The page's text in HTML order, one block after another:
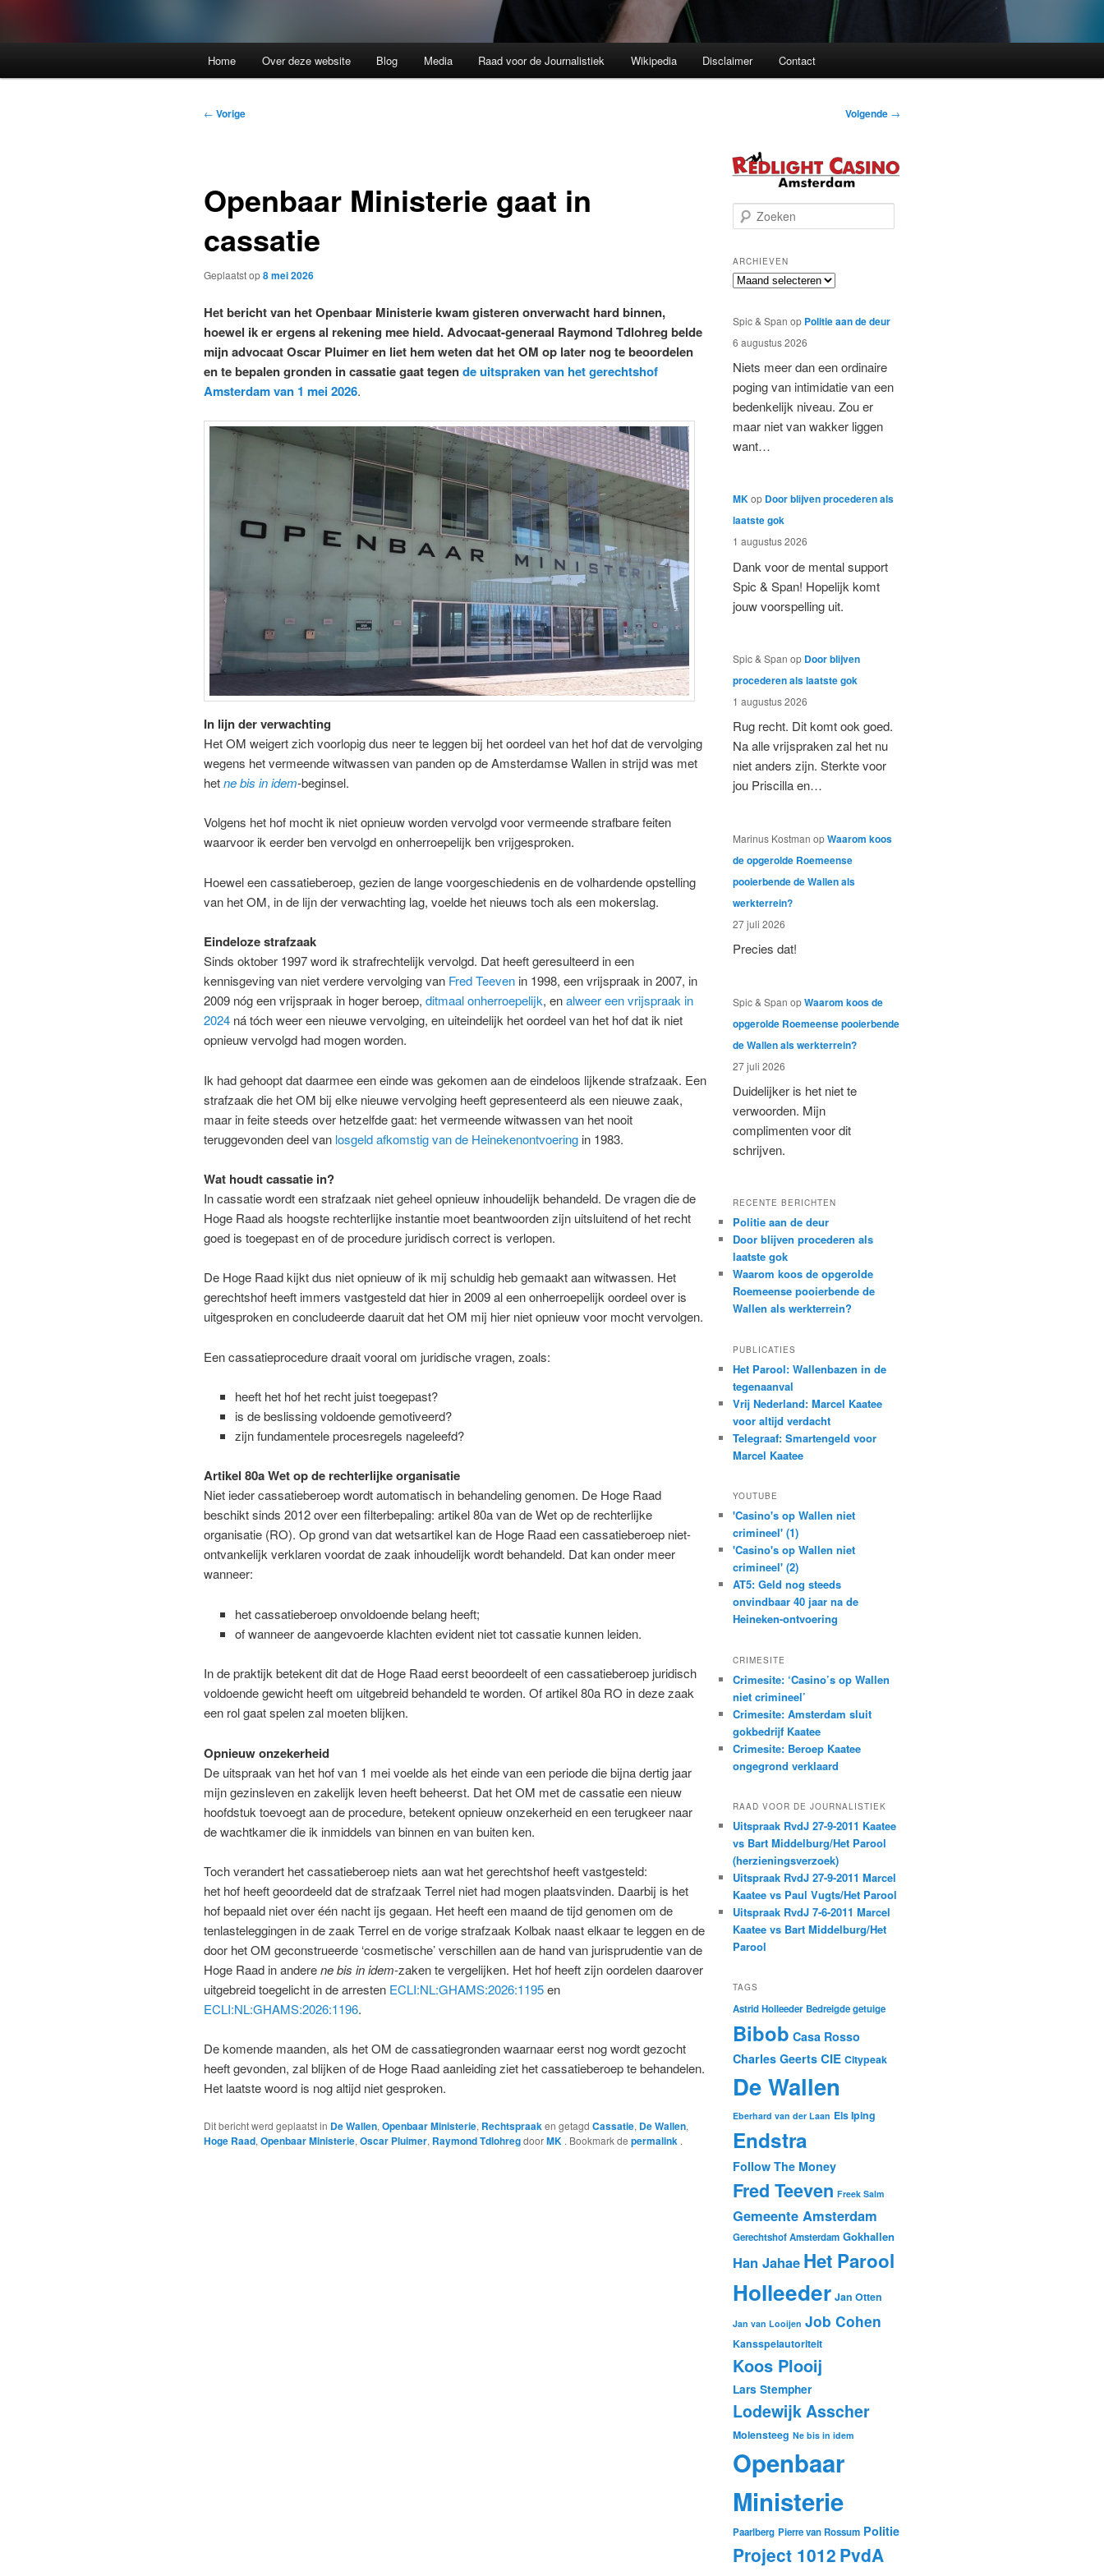
Home Over deze website Blog Media Raad voor de Journalistiek Wikipedia Disclaimer Contact
Bericht
← Vorige Volgende →
Openbaar Ministerie gaat in
cassatie
Geplaatst op8 mei 2026
Het bericht van het Openbaar Ministerie kwam gisteren onverwacht hard binnen,
hoewel ik er ergens al rekening mee hield. Advocaat-generaal Raymond Tdlohreg belde
mijn advocaat Oscar Pluimer en liet hem weten dat het OM op later nog te beoordelen
en te bepalen gronden in cassatie gaat tegende uitspraken van het gerechtshof
Amsterdam van 1 mei 2026.
In lijn der verwachting
Het OM weigert zich voorlopig dus neer te leggen bij het oordeel van het hof dat de vervolging
wegens het vermeende witwassen van panden op de Amsterdamse Wallen in strijd was met
hetne bis in idem-beginsel.
Volgens het hof mocht ik niet opnieuw worden vervolgd voor vermeende strafbare feiten
waarvoor ik eerder ben vervolgd en onherroepelijk ben vrijgesproken.
Hoewel een cassatieberoep, gezien de lange voorgeschiedenis en de volhardende opstelling
van het OM, in de lijn der verwachting lag, voelde het nieuws toch als een mokerslag.
Eindeloze strafzaak
Sinds oktober 1997 word ik strafrechtelijk vervolgd. Dat heeft geresulteerd in een
kennisgeving van niet verdere vervolging van Fred Teeven in 1998, een vrijspraak in 2007, in
2009 nóg een vrijspraak in hoger beroep, ditmaal onherroepelijk, enalweer een vrijspraak in
2024 ná tóch weer een nieuwe vervolging, en uiteindelijk het oordeel van het hof dat ik niet
opnieuw vervolgd had mogen worden.
Ik had gehoopt dat daarmee een einde was gekomen aan de eindeloos lijkende strafzaak. Een
strafzaak die het OM bij elke nieuwe vervolging heeft gepresenteerd als een nieuwe zaak,
maar in feite steeds over hetzelfde gaat: het vermeende witwassen van het nooit
teruggevonden deel van losgeld afkomstig van de Heinekenontvoering in 1983.
Wat houdt cassatie in?
In cassatie wordt een strafzaak niet geheel opnieuw inhoudelijk behandeld. De vragen die de
Hoge Raad als hoogste rechterlijke instantie moet beantwoorden zijn uitsluitend of het recht
goed is toegepast en of de procedure juridisch correct is verlopen.
De Hoge Raad kijkt dus niet opnieuw of ik mij schuldig heb gemaakt aan witwassen. Het
gerechtshof heeft immers vastgesteld dat hier in 2009 al een onherroepelijk oordeel over is
uitgesproken en concludeerde daaruit dat het OM mij hier niet opnieuw voor mocht vervolgen.
Een cassatieprocedure draait vooral om juridische vragen, zoals:
heeft het hof het recht juist toegepast?
is de beslissing voldoende gemotiveerd?
zijn fundamentele procesregels nageleefd?
Artikel 80a Wet op de rechterlijke organisatie
Niet ieder cassatieberoep wordt automatisch in behandeling genomen. De Hoge Raad
beschikt sinds 2012 over een filterbepaling: artikel 80a van de Wet op de rechterlijke
organisatie (RO). Op grond van dat wetsartikel kan de Hoge Raad een cassatieberoep niet-
ontvankelijk verklaren voordat de zaak inhoudelijk wordt behandeld. Dat kan onder meer
wanneer:
het cassatieberoep onvoldoende belang heeft;
of wanneer de aangevoerde klachten evident niet tot cassatie kunnen leiden.
In de praktijk betekent dit dat de Hoge Raad eerst beoordeelt of een cassatieberoep juridisch
voldoende gewicht heeft om uitgebreid behandeld te worden. Of artikel 80a RO in deze zaak
een rol gaat spelen zal moeten blijken.
Opnieuw onzekerheid
De uitspraak van het hof van 1 mei voelde als het einde van een periode die bijna dertig jaar
mijn gezinsleven en zakelijk leven heeft beheerst. Dat het OM met de cassatie een nieuw
hoofdstuk toevoegt aan de procedure, betekent opnieuw onzekerheid en een terugkeer naar
de wachtkamer die ik inmiddels van binnen en van buiten ken.
Toch verandert het cassatieberoep niets aan wat het gerechtshof heeft vastgesteld:
het hof heeft geoordeeld dat de strafzaak Terrel niet had mogen plaatsvinden. Daarbij is het
hof bepaald niet over één nacht ijs gegaan. Het heeft een maand de tijd genomen om de
tenlasteleggingen in de zaak Terrel en de vorige strafzaak Kolbak naast elkaar te leggen en de
door het OM geconstrueerde ‘cosmetische’ verschillen aan de hand van jurisprudentie van de
Hoge Raad in anderene bis in idem-zaken te vergelijken. Het hof heeft zijn oordelen daarover
uitgebreid toegelicht in de arresten ECLI:NL:GHAMS:2026:1195en
ECLI:NL:GHAMS:2026:1196.
De komende maanden, als het OM de cassatiegronden waarnaar eerst nog wordt gezocht
heeft gevonden, zal blijken of de Hoge Raad aanleiding ziet het cassatieberoep te behandelen.
Het laatste woord is nog altijd niet gesproken.
Dit bericht werd geplaatst in De Wallen, Openbaar Ministerie, Rechtspraaken getagd Cassatie, De Wallen,
Hoge Raad, Openbaar Ministerie, Oscar Pluimer, Raymond TdlohregdoorMK . Bookmark de permalink .
o
k
e
n
ARCHIEVEN
Archieven
Spic & Span op Politie aan de deur
6 augustus 2026
Niets meer dan een ordinaire
poging van intimidatie van een
bedenkelijk niveau. Zou er
maar niet van wakker liggen
want…
MKop Door blijven procederen als
laatste gok
1 augustus 2026
Dank voor de mental support
Spic & Span! Hopelijk komt
jouw voorspelling uit.
Spic & Span op Door blijven
procederen als laatste gok
1 augustus 2026
Rug recht. Dit komt ook goed.
Na alle vrijspraken zal het nu
niet anders zijn. Sterkte voor
jou Priscilla en…
Marinus Kostman opWaarom koos
de opgerolde Roemeense
pooierbende de Wallen als
werkterrein?
27 juli 2026
Precies dat!
Spic & Span opWaarom koos de
opgerolde Roemeense pooierbende
de Wallen als werkterrein?
27 juli 2026
Duidelijker is het niet te
verwoorden. Mijn
complimenten voor dit
schrijven.
RECENTE BERICHTEN
Politie aan de deur
Door blijven procederen als
laatste gok
Waarom koos de opgerolde
Roemeense pooierbende de
Wallen als werkterrein?
PUBLICATIES
Het Parool: Wallenbazen in de
tegenaanval
Vrij Nederland: Marcel Kaatee
voor altijd verdacht
Telegraaf: Smartengeld voor
Marcel Kaatee
YOUTUBE
'Casino's op Wallen niet
crimineel' (1)
'Casino's op Wallen niet
crimineel' (2)
AT5: Geld nog steeds
onvindbaar 40 jaar na de
Heineken-ontvoering
CRIMESITE
Crimesite: ‘Casino’s op Wallen
niet crimineel’
Crimesite: Amsterdam sluit
gokbedrijf Kaatee
Crimesite: Beroep Kaatee
ongegrond verklaard
RAAD VOOR DE JOURNALISTIEK
Uitspraak RvdJ 27-9-2011 Kaatee
vs Bart Middelburg/Het Parool
(herzieningsverzoek)
Uitspraak RvdJ 27-9-2011 Marcel
Kaatee vs Paul Vugts/Het Parool
Uitspraak RvdJ 7-6-2011 Marcel
Kaatee vs Bart Middelburg/Het
Parool
TAGS
Astrid Holleeder Bedreigde getuige
Bibob Casa Rosso
Charles Geerts CIE Citypeak
De Wallen
Eberhard van der Laan Els Iping
Endstra
Follow The Money
Fred Teeven Freek Salm
Gemeente Amsterdam
Gerechtshof Amsterdam Gokhallen
Han Jahae Het Parool
Holleeder Jan Otten
Jan van Looijen Job Cohen
Kansspelautoriteit
Koos Plooij
Lars Stempher
Lodewijk Asscher
Molensteeg Ne bis in idem
Openbaar
Ministerie
Paarlberg Pierre van Rossum Politie
Project 1012 PvdA